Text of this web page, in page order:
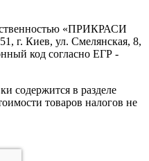
«ПРИКРАСИ
г. Киев, ул. Смелянская, 8,
код согласно ЕГР -
содержится в разделе
товаров налогов не